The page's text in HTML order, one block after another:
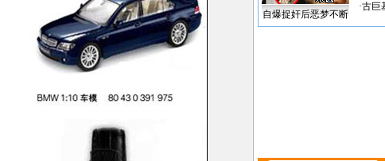
自爆捉奸后恶梦不断
·古巨